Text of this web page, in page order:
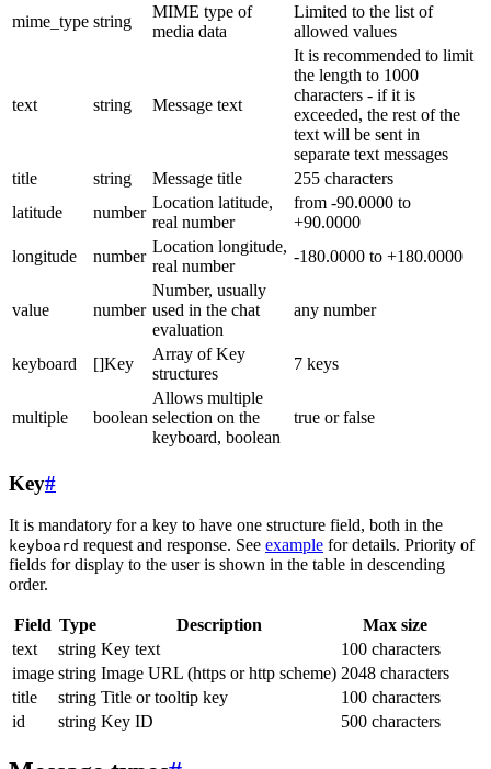
mime_type string
MIME type of
media data
Limited to the list of
allowed values
text string Message text
It is recommended to limit
the length to 1000
characters - if it is
exceeded, the rest of the
text will be sent in
separate text messages
title
string Message title
255 characters
latitude
number
Location latitude,
real number
from -90.0000 to
+90.0000
longitude
number
Location longitude,
real number
-180.0000 to +180.0000
value number
Number, usually
used in the chat
evaluation
any number
keyboard []Key
Array of Key
structures
7 keys
multiple boolean
Allows multiple
selection on the
keyboard, boolean
true or false
Key#
It is mandatory for a key to have one structure field, both in the
keyboard request and response. See example for details. Priority of
fields for display to the user is shown in the table in descending
order.
Field Type Description
Max size
text
string Key text
100 characters
image string Image URL (https or http scheme) 2048 characters
title
string Title or tooltip key
100 characters
id
string Key ID 500 characters